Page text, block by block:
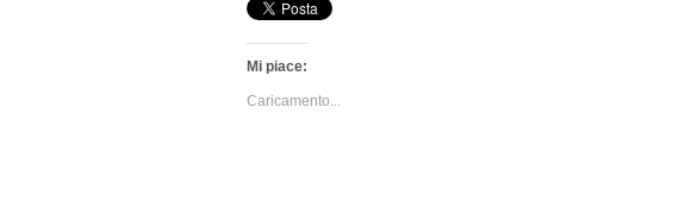
Mi piace:
Caricamento...